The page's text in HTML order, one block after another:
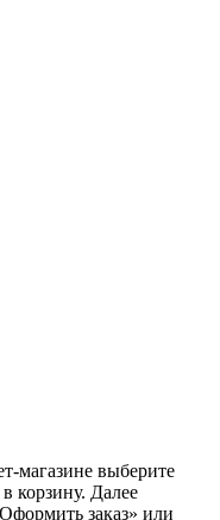
магазине выберите
корзину. Далее
заказ» или